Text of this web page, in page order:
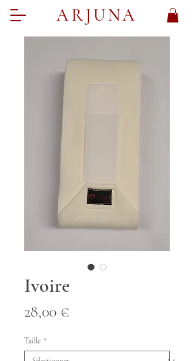
ARJUNA
Ivoire
28,00 €
Taille *